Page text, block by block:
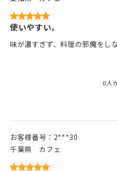
使いやすい。
味が濃すぎず、料理の邪魔をし
0人
お客様番号： 2***30
千葉県
カフェ